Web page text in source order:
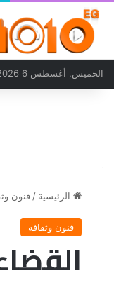
الخميس, أغسطس 6 2026
الرئيسية / فنون
فنون وثقافة